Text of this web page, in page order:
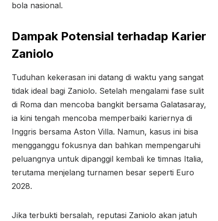
bola nasional.
Dampak Potensial terhadap Karier
Zaniolo
Tuduhan kekerasan ini datang di waktu yang sangat
tidak ideal bagi Zaniolo. Setelah mengalami fase sulit
di Roma dan mencoba bangkit bersama Galatasaray,
ia kini tengah mencoba memperbaiki kariernya di
Inggris bersama Aston Villa. Namun, kasus ini bisa
mengganggu fokusnya dan bahkan mempengaruhi
peluangnya untuk dipanggil kembali ke timnas Italia,
terutama menjelang turnamen besar seperti Euro
2028.
Jika terbukti bersalah, reputasi Zaniolo akan jatuh